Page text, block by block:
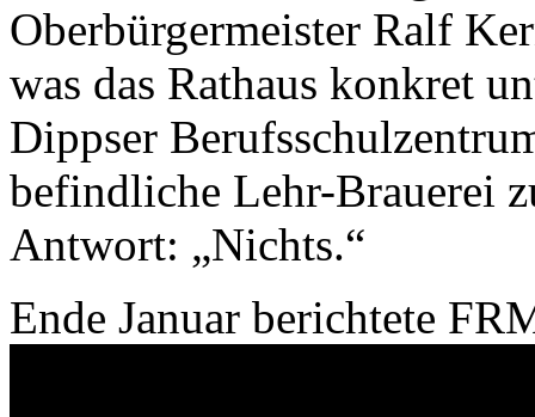
Oberbürgermeister Ralf
was das Rathaus konkret
Dippser
befindliche Lehr-Brauerei
Antwort: „Nichts.“
Ende Januar berichtete